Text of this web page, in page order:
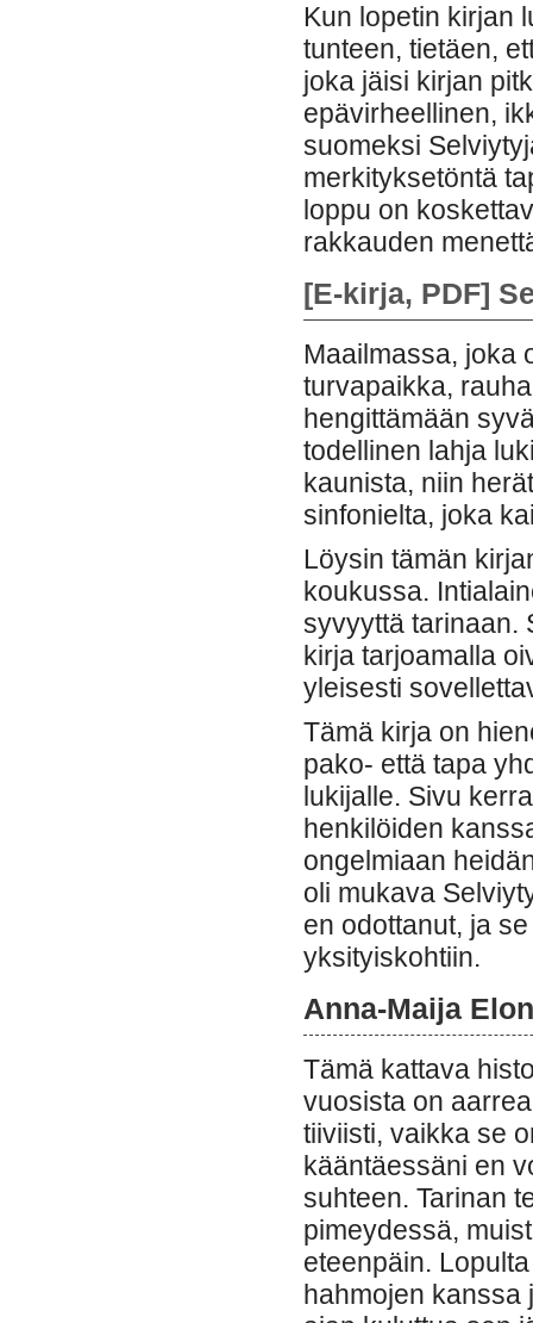
Kun lopetin kirjan
tunteen, tietäen,
joka jäisi kirjan
epävirheellinen,
suomeksi
merkityksetöntä
loppu on
rakkauden
[E-kirja, PDF]
Maailmassa, joka
turvapaikka,
hengittämään
todellinen lahja
kaunista, niin
sinfonielta, joka
Löysin tämän
koukussa.
syvyyttä tarinaan.
kirja tarjoamalla
yleisesti
Tämä kirja on
pako- että tapa
lukijalle. Sivu
henkilöiden
ongelmiaan
oli mukava
en odottanut, ja
yksityiskohtiin.
Anna-Maija
Tämä kattava
vuosista on
tiiviisti, vaikka se
kääntäessäni en
suhteen. Tarinan
pimeydessä,
eteenpäin.
hahmojen kanssa